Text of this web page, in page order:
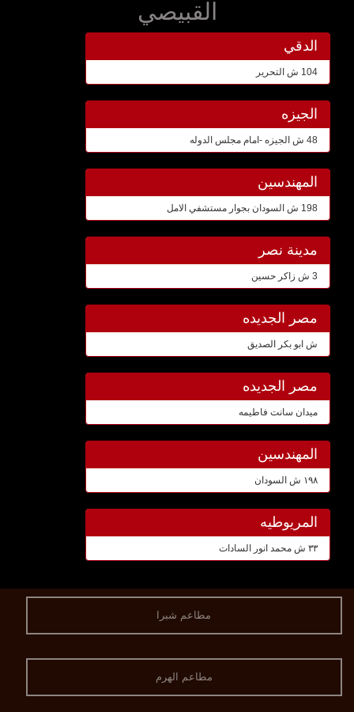
القبيصي
الدقي
104 ش التحرير
الجيزه
48 ش الجيزه -امام مجلس الدوله
المهندسين
198 ش السودان بجوار مستشفي الامل
مدينة نصر
3 ش زاكر حسين
مصر الجديده
ش ابو بكر الصديق
مصر الجديده
ميدان سانت فاطيمه
المهندسين
١٩٨ ش السودان
المريوطيه
٣٣ ش محمد انور السادات
مطاعم شبرا
مطاعم الهرم